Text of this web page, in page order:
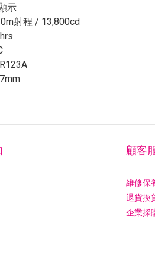
示
射程 / 13,800cd
顧客
維修保
退貨換
企業採